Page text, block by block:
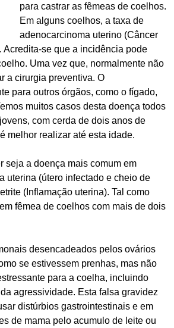
para castrar as fêmeas de coelhos.
Em alguns coelhos, a taxa de
adenocarcinoma uterino (Câncer
Acredita-se que a incidência pode
Uma vez que, normalmente não
a cirurgia preventiva. O
para outros órgãos, como o fígado,
muitos casos desta doença todos
com cerda de dois anos de
melhor realizar até esta idade.
seja a doença mais comum em
uterina (útero infectado e cheio de
(Inflamação uterina). Tal como
fêmea de coelhos com mais de dois
desencadeados pelos ovários
se estivessem prenhas, mas não
para a coelha, incluindo
agressividade. Esta falsa gravidez
distúrbios gastrointestinais e em
de mama pelo acumulo de leite ou